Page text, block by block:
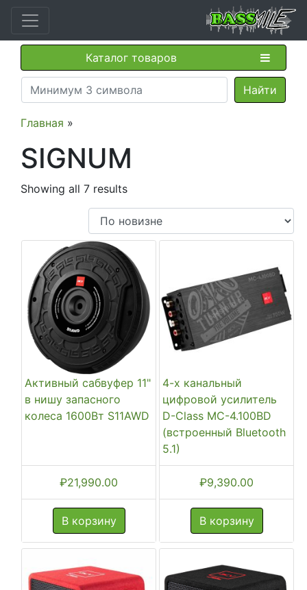
Каталог товаров
Главная »
SIGNUM
Showing all 7 results
Активный сабвуфер 11"
в нишу запасного
колеса 1600Вт S11AWD
₽21,990.00
В корзину
4-х канальный
цифровой усилитель
D-Class MC-4.100BD
(встроенный Bluetooth
5.1)
₽9,390.00
В корзину